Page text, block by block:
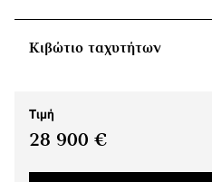
Κιβώτιο ταχυτήτων
Τιμή
28 900 €